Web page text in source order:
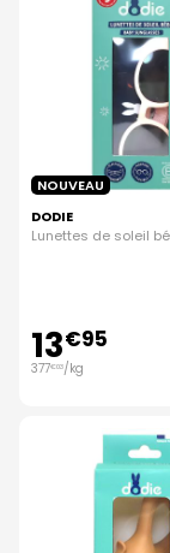
NOUVEAU
DODIE
Lunettes de soleil
13€95
377€03/kg